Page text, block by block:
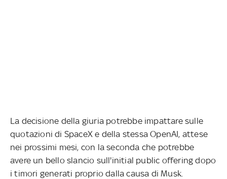
La decisione della giuria potrebbe impattare sulle
quotazioni di SpaceX e della stessa OpenAI, attese
nei prossimi mesi, con la seconda che potrebbe
avere un bello slancio sull'initial public offering dopo
i timori generati proprio dalla causa di Musk.